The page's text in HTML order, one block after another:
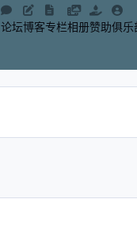
论坛博客专栏相册赞助俱乐